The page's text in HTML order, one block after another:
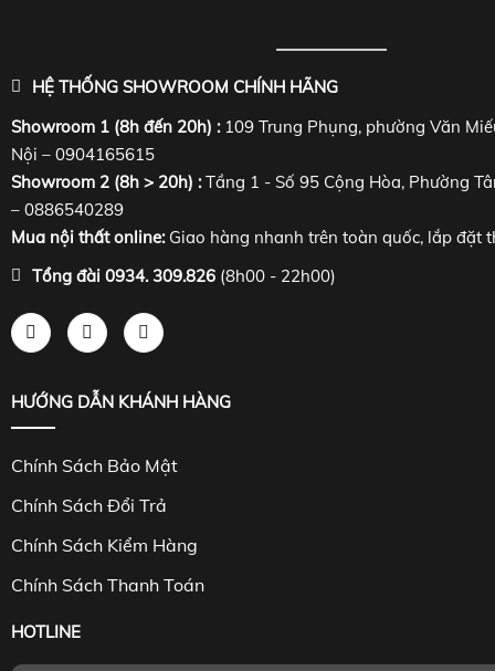
HỆ THỐNG SHOWROOM CHÍNH HÃNG
Showroom 1 (8h đến 20h) : 109 Trung Phụng, phường Văn
Nội – 0904165615
Showroom 2 (8h > 20h) :Tầng 1 - Số 95 Cộng Hòa, Phường
– 0886540289
Mua nội thất online:Giao hàng nhanh trên toàn quốc, lắp đặt
Tổng đài 0934. 309.826 (8h00 - 22h00)
HƯỚNG DẪN KHÁNH HÀNG
Chính Sách Bảo Mật
Chính Sách Đổi Trả
Chính Sách Kiểm Hàng
Chính Sách Thanh Toán
HOTLINE